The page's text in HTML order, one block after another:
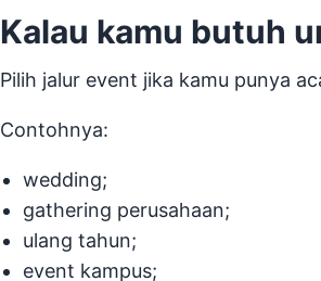
Kalau kamu butuh
Pilih jalur event jika kamu punya
Contohnya:
wedding;
gathering perusahaan;
ulang tahun;
event kampus;